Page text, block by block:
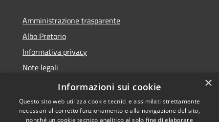
Amministrazione trasparente
Albo Pretorio
Informativa privacy
Note legali
Dichiarazione di accessibilità
×
Informazioni sui cookie
Questo sito web utilizza cookie tecnici e assimilati strettamente
necessari al corretto funzionamento e alla navigazione del sito,
nonché un cookie tecnico analitico al solo fine di elaborare